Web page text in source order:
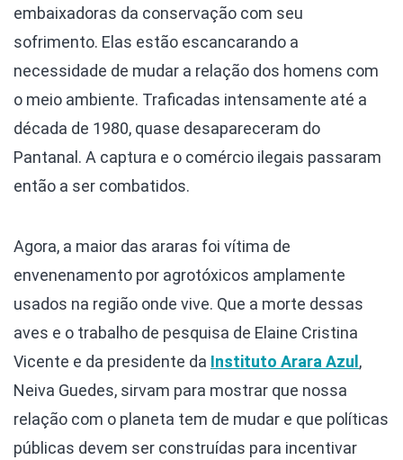
embaixadoras da conservação com seu
sofrimento. Elas estão escancarando a
necessidade de mudar a relação dos homens com
o meio ambiente. Traficadas intensamente até a
década de 1980, quase desapareceram do
Pantanal. A captura e o comércio ilegais passaram
então a ser combatidos.
Agora, a maior das araras foi vítima de
envenenamento por agrotóxicos amplamente
usados na região onde vive. Que a morte dessas
aves e o trabalho de pesquisa de Elaine Cristina
Vicente e da presidente da Instituto Arara Azul ,
Neiva Guedes, sirvam para mostrar que nossa
relação com o planeta tem de mudar e que políticas
públicas devem ser construídas para incentivar